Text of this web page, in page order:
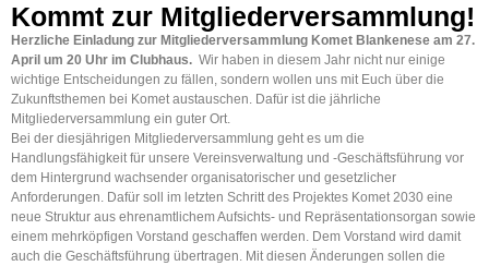
Kommt zur Mitgliederversammlung!
Herzliche Einladung zur Mitgliederversammlung Komet Blankenese am 27.
April um 20 Uhr im Clubhaus. Wir haben in diesem Jahr nicht nur einige
wichtige Entscheidungen zu fällen, sondern wollen uns mit Euch über die
Zukunftsthemen bei Komet austauschen. Dafür ist die jährliche
Mitgliederversammlung ein guter Ort.
Bei der diesjährigen Mitgliederversammlung geht es um die
Handlungsfähigkeit für unsere Vereinsverwaltung und -Geschäftsführung vor
dem Hintergrund wachsender organisatorischer und gesetzlicher
Anforderungen. Dafür soll im letzten Schritt des Projektes Komet 2030 eine
neue Struktur aus ehrenamtlichem Aufsichts- und Repräsentationsorgan sowie
einem mehrköpfigen Vorstand geschaffen werden. Dem Vorstand wird damit
auch die Geschäftsführung übertragen. Mit diesen Änderungen sollen die